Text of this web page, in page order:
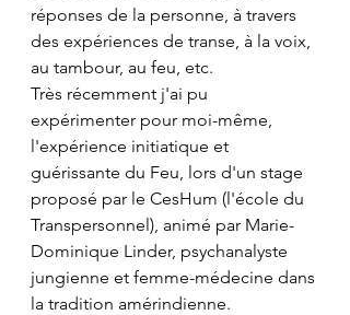
réponses de la personne, à travers
des expériences de transe, à la voix,
au tambour, au feu, etc.
Très récemment j'ai pu
expérimenter pour moi-même,
l'expérience initiatique et
guérissante du Feu, lors d'un stage
proposé par le CesHum (l'école du
Transpersonnel), animé par Marie-
Dominique Linder, psychanalyste
jungienne et femme-médecine dans
la tradition amérindienne.